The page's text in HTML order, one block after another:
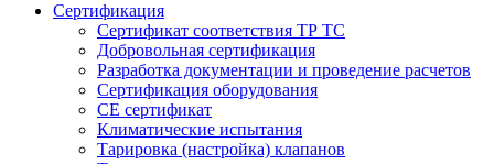
Сертификация
Cертификат соответствия ТР ТС
Добровольная сертификация
Разработка документации и проведение расчетов
Сертификация оборудования
CE cертификат
Климатические испытания
Тарировка (настройка) клапанов